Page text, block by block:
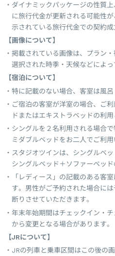
ダイナミックパッケージの性質
に旅行代金が更新される可能性
示されている旅行代金での契約成
【画像について】
掲載されている画像は、プラン
選択された時季・天候などによっ
【宿泊について】
特に記載のない場合、客室は風呂
ご宿泊の客室が洋室の場合、ご
ドまたはエキストラベッドの利
シングルを２名利用される場合
ミダブルベッドをお二人でご利用
スタジオツインは、シングルベ
シングルベッド＋ソファーベッド
「レディース」の記載のある客
す。男性がご予約された場合に
断りさせていただきます。
年末年始期間はチェックイン・
から変更となる場合があります。
【JRについて】
JRの列車と乗車区間はこの後の